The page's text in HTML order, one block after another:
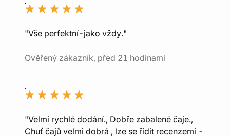
"Vše perfektní-jako vždy."
Ověřený zákazník, před 21 hodinami
"Velmi rychlé dodání., Dobře zabalené čaje.,
Chuť čajů velmi dobrá , lze se řídit recenzemi -